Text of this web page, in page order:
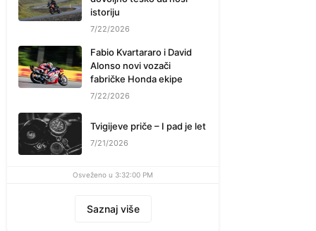
istoriju
7/22/2026
Fabio Kvartararo i David
Alonso novi vozači
fabričke Honda ekipe
7/22/2026
Tvigijeve priče – I pad je let
7/21/2026
Osveženo u 3:32:00 PM
Saznaj više